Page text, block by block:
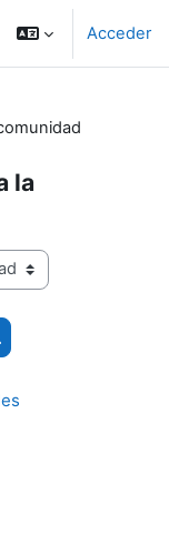
Acceder
la
cursos